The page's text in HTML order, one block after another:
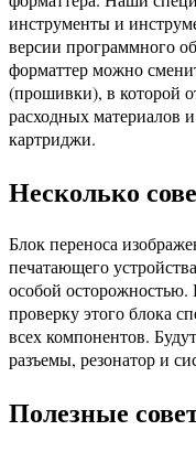
инструменты и
версии программного
форматтер можно
(прошивки), в которой
расходных материалов
картриджи.
Несколько
Блок переноса
печатающего
особой осторожностью.
проверку этого блока
всех компонентов.
разъемы, резонатор и
Полезные